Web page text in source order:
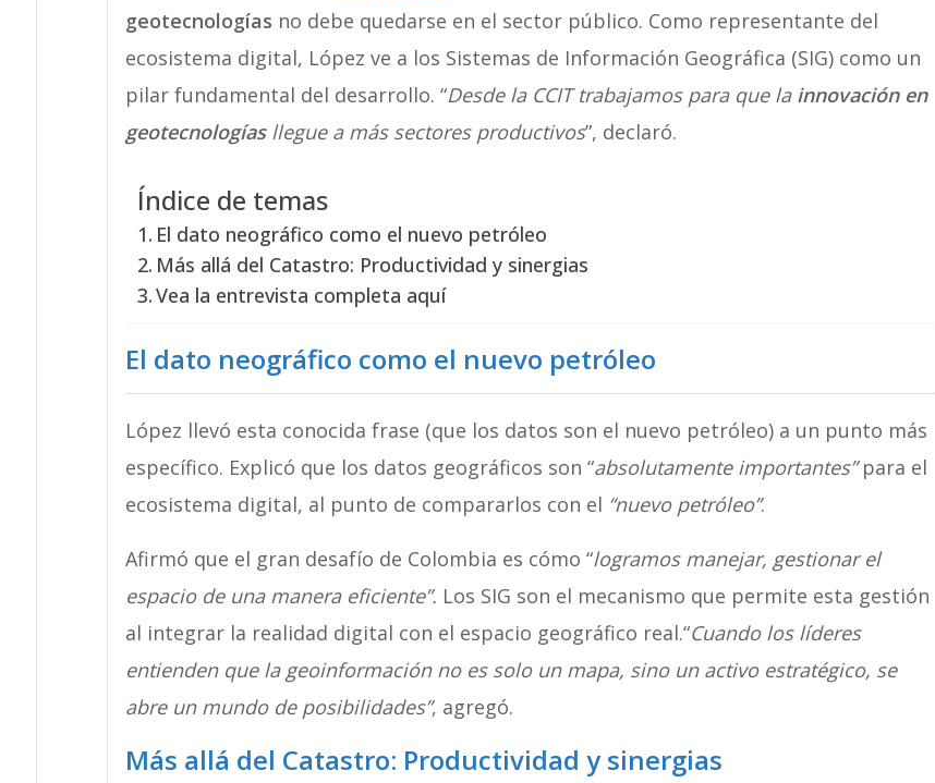
geotecnologías no debe quedarse en el sector público. Como representante del
ecosistema digital, López ve a los Sistemas de Información Geográfica (SIG) como un
pilar fundamental del desarrollo. “Desde la CCIT trabajamos para que la innovación en
geotecnologíasllegue a más sectores productivos”, declaró.
Índice de temas
El dato neográfico como el nuevo petróleo
Más allá del Catastro: Productividad y sinergias
Vea la entrevista completa aquí
El dato neográfico como el nuevo petróleo
López llevó esta conocida frase (que los datos son el nuevo petróleo) a un punto más
específico. Explicó que los datos geográficos son “absolutamente importantes”para el
ecosistema digital, al punto de compararlos con el “nuevo petróleo”.
Afirmó que el gran desafío de Colombia es cómo “logramos manejar, gestionar el
espacio de una manera eficiente”. Los SIG son el mecanismo que permite esta gestión
al integrar la realidad digital con el espacio geográfico real.“Cuando los líderes
entienden que la geoinformación no es solo un mapa, sino un activo estratégico, se
abre un mundo de posibilidades”, agregó.
Más allá del Catastro: Productividad y sinergias